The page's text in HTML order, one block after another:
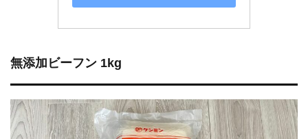
無添加ビーフン 1kg